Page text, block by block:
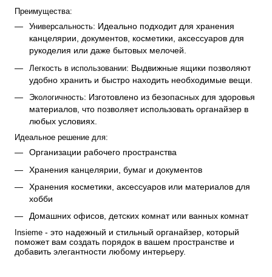
Преимущества:
Универсальность: Идеально подходит для хранения
канцелярии, документов, косметики, аксессуаров для
рукоделия или даже бытовых мелочей.
Легкость в использовании: Выдвижные ящики позволяют
удобно хранить и быстро находить необходимые вещи.
Экологичность: Изготовлено из безопасных для здоровья
материалов, что позволяет использовать органайзер в
любых условиях.
Идеальное решение для:
Организации рабочего пространства
Хранения канцелярии, бумаг и документов
Хранения косметики, аксессуаров или материалов для
хобби
Домашних офисов, детских комнат или ванных комнат
Insieme - это надежный и стильный органайзер, который
поможет вам создать порядок в вашем пространстве и
добавить элегантности любому интерьеру.